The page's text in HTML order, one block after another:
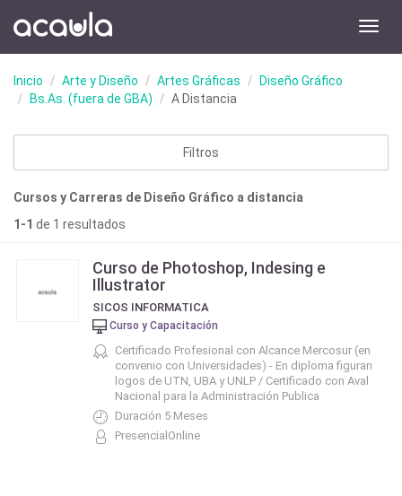
Inicio Arte y Diseño Artes Gráficas
Diseño Gráfico
Bs.As. (fuera de GBA)
A Distancia
Filtros
Cursos y Carreras de Diseño Gráfico a distancia
1-1 de 1 resultados
Curso de Photoshop, Indesing e
Illustrator
SICOS INFORMATICA
Curso y Capacitación
Certificado Profesional con Alcance Mercosur (en
convenio con Universidades) - En diploma figuran
logos de UTN, UBA y UNLP / Certificado con Aval
Nacional para la Administración Publica
Duración 5 Meses
PresencialOnline